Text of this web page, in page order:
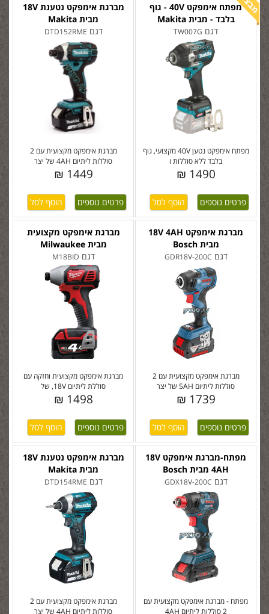
מברגת אימפקט נטענת 18V
מבית Makita
דגם DTD152RME
מברגת אימפקט מקצועית עם 2
סוללות ליתיום 4AH של יצר
1449 ₪
פרטים נוספים
מפתח אימפקט 40V - גוף
בלבד - מבית Makita
דגם TW007G
מפתח אימפקט נטען 40V מקצועי, גוף
בלבד ללא סוללות ו
1490 ₪
פרטים נוספים
מברגת אימפקט מקצועית
מבית Milwaukee
דגם M18BID
מברגת אימפקט מקצועית וחזקה עם
סוללת ליתיום 18V, של
1498 ₪
פרטים נוספים
מברגת אימפקט 18V 4AH
מבית Bosch
דגם GDR18V-200C
מברגת אימפקט מקצועית עם 2
סוללות ליתיום 5AH של יצר
1739 ₪
פרטים נוספים
מברגת אימפקט נטענת 18V
מבית Makita
דגם DTD154RME
מברגת אימפקט מקצועית עם 2
סוללות ליתיום 4AH של יצר
מפתח-מברגת אימפקט 18V
4AH מבית Bosch
דגם GDX18V-200C
מפתח - מברגת אימפקט מקצועית עם
2 סוללות ליתיום 4AH